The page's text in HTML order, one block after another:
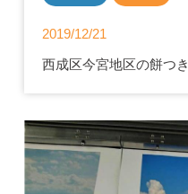
2019/12/21
西成区今宮地区の餅つ